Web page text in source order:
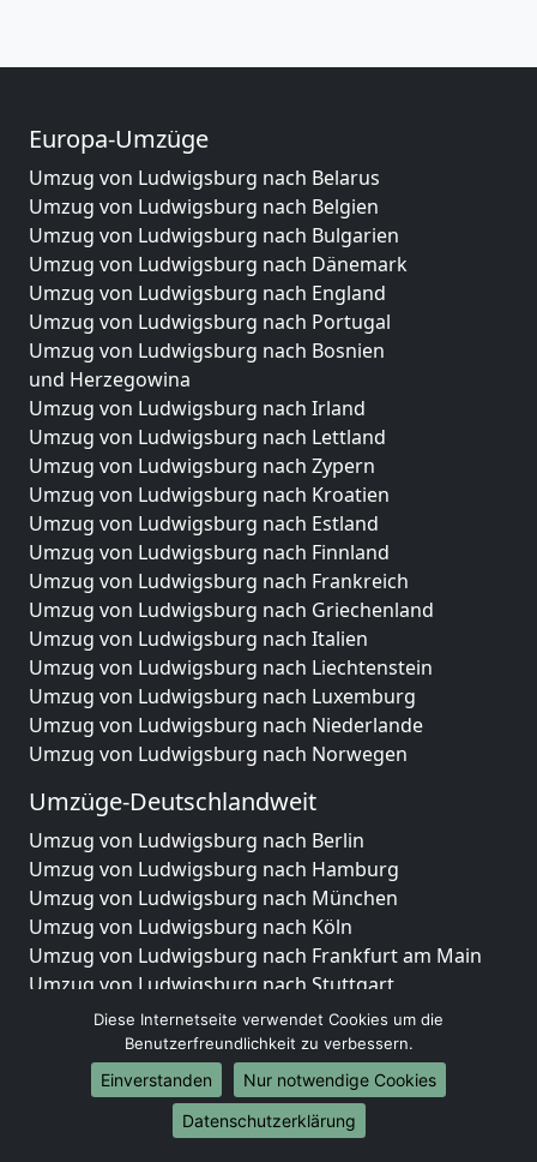
Europa-Umzüge
Umzug von Ludwigsburg nach Belarus
Umzug von Ludwigsburg nach Belgien
Umzug von Ludwigsburg nach Bulgarien
Umzug von Ludwigsburg nach Dänemark
Umzug von Ludwigsburg nach England
Umzug von Ludwigsburg nach Portugal
Umzug von Ludwigsburg nach Bosnien
und Herzegowina
Umzug von Ludwigsburg nach Irland
Umzug von Ludwigsburg nach Lettland
Umzug von Ludwigsburg nach Zypern
Umzug von Ludwigsburg nach Kroatien
Umzug von Ludwigsburg nach Estland
Umzug von Ludwigsburg nach Finnland
Umzug von Ludwigsburg nach Frankreich
Umzug von Ludwigsburg nach Griechenland
Umzug von Ludwigsburg nach Italien
Umzug von Ludwigsburg nach Liechtenstein
Umzug von Ludwigsburg nach Luxemburg
Umzug von Ludwigsburg nach Niederlande
Umzug von Ludwigsburg nach Norwegen
Umzüge-Deutschlandweit
Umzug von Ludwigsburg nach Berlin
Umzug von Ludwigsburg nach Hamburg
Umzug von Ludwigsburg nach München
Umzug von Ludwigsburg nach Köln
Umzug von Ludwigsburg nach Frankfurt am Main
Umzug von Ludwigsburg nach Stuttgart
Umzug von Ludwigsburg nach Düsseldorf
Umzug von Ludwigsburg nach Leipzig
Umzug von Ludwigsburg nach Dortmund
Umzug von Ludwigsburg nach Essen
Umzug von Ludwigsburg nach Bremen
Diese Internetseite verwendet Cookies um die
Benutzerfreundlichkeit zu verbessern.
Einverstanden
Nur notwendige Cookies
Datenschutzerklärung